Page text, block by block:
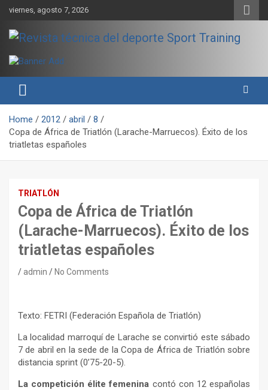
Skip
content
viernes, agosto 7, 2026
Revista técnica del deporte
Sport Training
rendimiento, nutrición y entrenamiento.
Home 2012 abril
8
Copa de África de Triatlón (Larache-Marruecos). Éxito de los
triatletas españoles
TRIATLÓN
Copa de África de Triatlón
(Larache-Marruecos). Éxito de los
triatletas españoles
admin No Comments
Texto: FETRI (Federación Española de Triatlón)
La localidad marroquí de Larache se convirtió este sábado
7 de abril en la sede de la Copa de África de Triatlón sobre
distancia sprint (0’75-20-5).
La competición élite femenina contó con 12 españolas